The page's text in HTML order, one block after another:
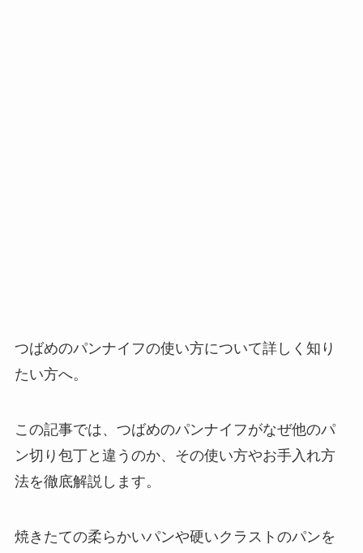
つばめのパンナイフの使い方について詳しく知り
たい方へ。
この記事では、つばめのパンナイフがなぜ他のパ
ン切り包丁と違うのか、その使い方やお手入れ方
法を徹底解説します。
焼きたての柔らかいパンや硬いクラストのパンを